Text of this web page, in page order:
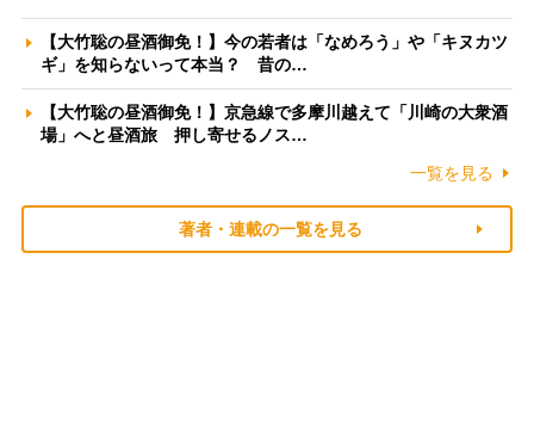
【大竹聡の昼酒御免！】今の若者は「なめろう」や「キヌカツ
ギ」を知らないって本当？ 昔の…
【大竹聡の昼酒御免！】京急線で多摩川越えて「川崎の大衆酒
場」へと昼酒旅 押し寄せるノス…
一覧を見る
著者・連載の一覧を見る